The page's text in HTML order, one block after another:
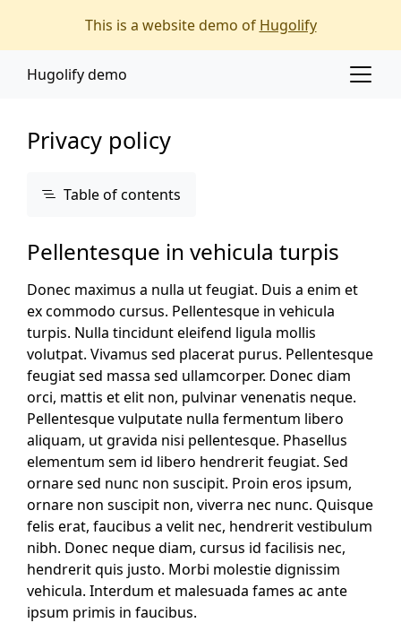
Main content
Main navigation
Go to the bottom of the page
This is a website demo of Hugolify
Hugolify demo
Privacy policy
Pellentesque in vehicula turpis
Donec maximus a nulla ut feugiat. Duis a enim et
ex commodo cursus. Pellentesque in vehicula
turpis. Nulla tincidunt eleifend ligula mollis
volutpat. Vivamus sed placerat purus. Pellentesque
feugiat sed massa sed ullamcorper. Donec diam
orci, mattis et elit non, pulvinar venenatis neque.
Pellentesque vulputate nulla fermentum libero
aliquam, ut gravida nisi pellentesque. Phasellus
elementum sem id libero hendrerit feugiat. Sed
ornare sed nunc non suscipit. Proin eros ipsum,
ornare non suscipit non, viverra nec nunc. Quisque
felis erat, faucibus a velit nec, hendrerit vestibulum
nibh. Donec neque diam, cursus id facilisis nec,
hendrerit quis justo. Morbi molestie dignissim
vehicula. Interdum et malesuada fames ac ante
ipsum primis in faucibus.
Table of contents